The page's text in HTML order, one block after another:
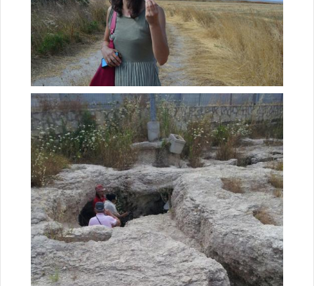
La studiosa Darian Totten della McGillyUniversity